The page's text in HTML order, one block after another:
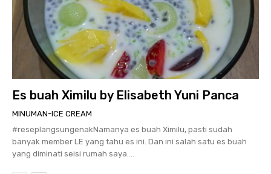
Es buah Ximilu by Elisabeth Yuni Panca
MINUMAN-ICE CREAM
#reseplangsungenakNamanya es buah Ximilu, pasti sudah
banyak member LE yang tahu es ini. Dan ini salah satu es buah
yang diminati seisi rumah saya....